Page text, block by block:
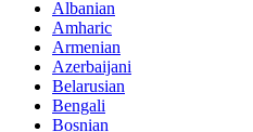
Albanian
Amharic
Armenian
Azerbaijani
Belarusian
Bengali
Bosnian